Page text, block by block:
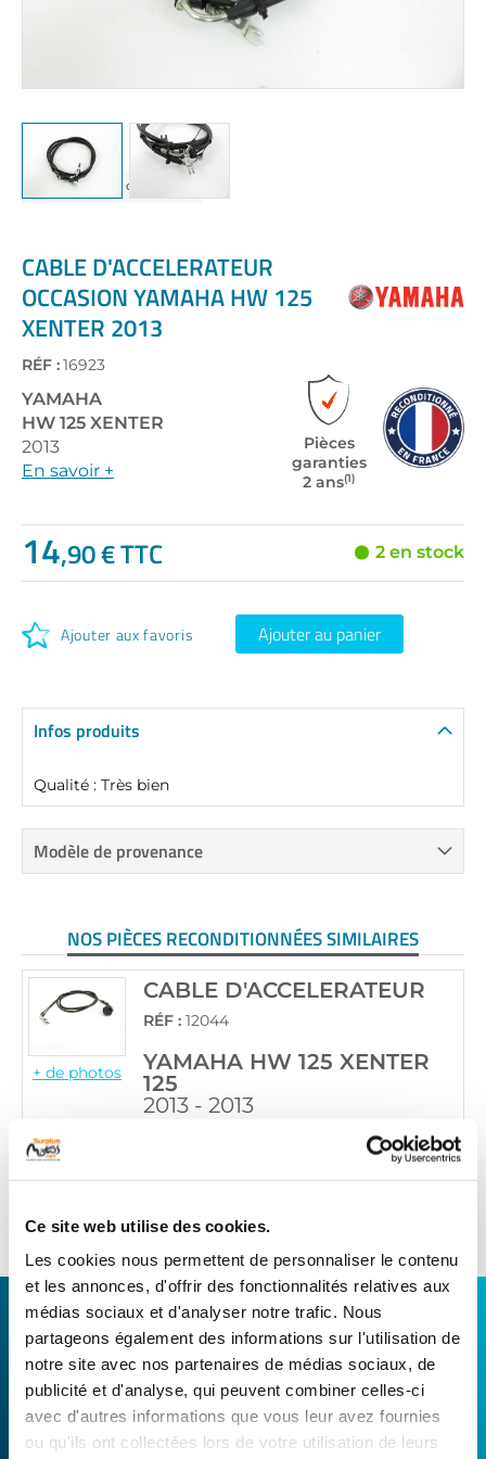
Ce site web utilise des cookies.
Les cookies nous permettent de personnaliser le contenu
et les annonces, d'offrir des fonctionnalités relatives aux
médias sociaux et d'analyser notre trafic. Nous
partageons également des informations sur l'utilisation de
notre site avec nos partenaires de médias sociaux, de
publicité et d'analyse, qui peuvent combiner celles-ci
avec d'autres informations que vous leur avez fournies
ou qu'ils ont collectées lors de votre utilisation de leurs
the
beginning
of
the
images
gallery
CABLE D'ACCELERATEUR
OCCASION YAMAHA HW 125
XENTER 2013
RÉF :16923
YAMAHA
HW 125 XENTER
2013
En savoir +
Pièces
garanties
2 ans(1)
14,90 € TTC 2 en stock
Ajouter aux favoris Ajouter au panier
Infos produits
Qualité : Très bien
Modèle de provenance
NOS PIÈCES RECONDITIONNÉES SIMILAIRES
+ de photos
CABLE D'ACCELERATEUR
RÉF : 12044
YAMAHA HW 125 XENTER
125
2013 - 2013
en stock
CONNECTEZ-VOUS AVEC VOTRE
RÉPARATEUR FAVORI
Avec Surplus Motos, bénéficiez de l’expertise
technique de notre réseau de Réparateurs-